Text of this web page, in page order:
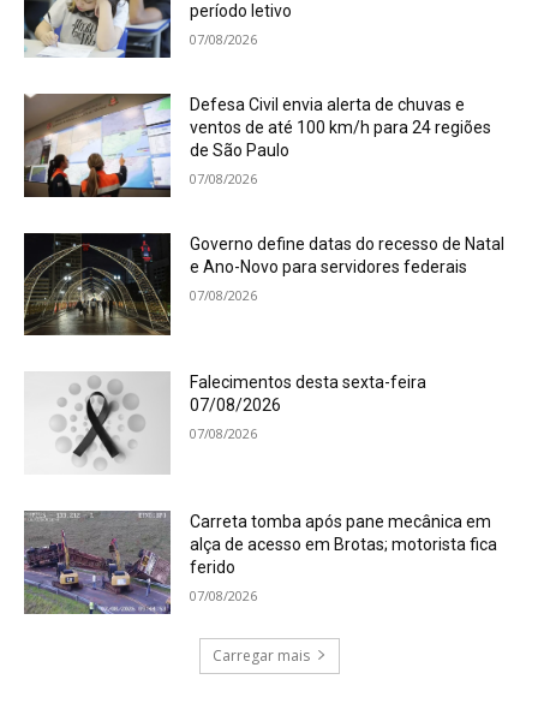
período letivo
07/08/2026
Defesa Civil envia alerta de chuvas e
ventos de até 100 km/h para 24 regiões
de São Paulo
07/08/2026
Governo define datas do recesso de Natal
e Ano-Novo para servidores federais
07/08/2026
Falecimentos desta sexta-feira
07/08/2026
07/08/2026
Carreta tomba após pane mecânica em
alça de acesso em Brotas; motorista fica
ferido
07/08/2026
Carregar mais